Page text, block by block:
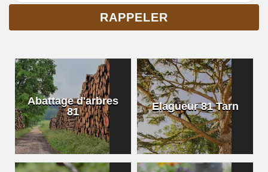
Abattage d'arbres
81
Elagueur 81 Tarn